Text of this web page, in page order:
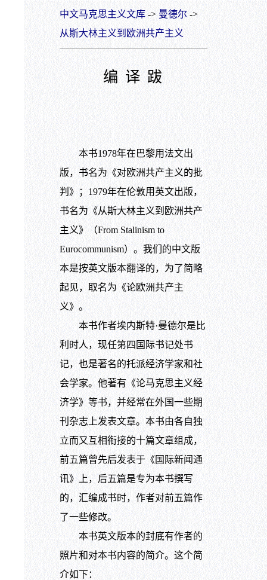
中文马克思主义文库 -> 曼德尔 ->
从斯大林主义到欧洲共产主义
编 译 跋
本书1978年在巴黎用法文出
版，书名为《对欧洲共产主义的批
判》；1979年在伦敦用英文出版，
书名为《从斯大林主义到欧洲共产
主义》（From Stalinism to
Eurocommunism）。我们的中文版
本是按英文版本翻译的，为了简略
起见，取名为《论欧洲共产主
义》。
本书作者埃内斯特·曼德尔是比
利时人，现任第四国际书记处书
记，也是著名的托派经济学家和社
会学家。他著有《论马克思主义经
济学》等书，并经常在外国一些期
刊杂志上发表文章。本书由各自独
立而又互相衔接的十篇文章组成，
前五篇曾先后发表于《国际新闻通
讯》上，后五篇是专为本书撰写
的，汇编成书时，作者对前五篇作
了一些修改。
本书英文版本的封底有作者的
照片和对本书内容的简介。这个简
介如下：